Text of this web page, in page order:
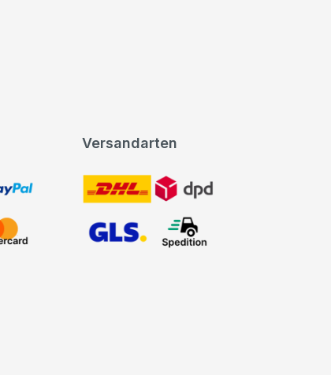
Versandarten